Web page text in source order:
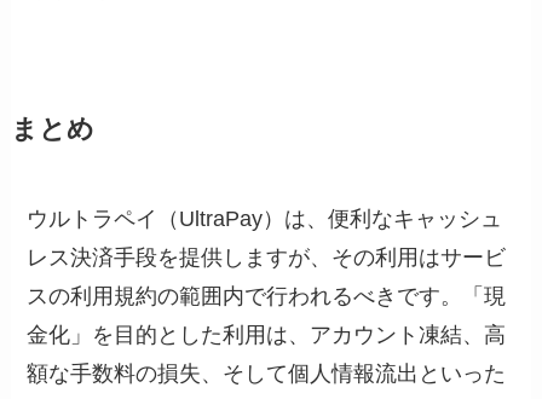
まとめ
ウルトラペイ（UltraPay）は、便利なキャッシュ
レス決済手段を提供しますが、その利用はサービ
スの利用規約の範囲内で行われるべきです。「現
金化」を目的とした利用は、アカウント凍結、高
額な手数料の損失、そして個人情報流出といった